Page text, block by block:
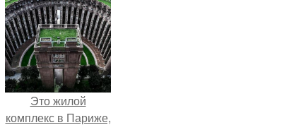
Это жилой
комплекс в Париже,